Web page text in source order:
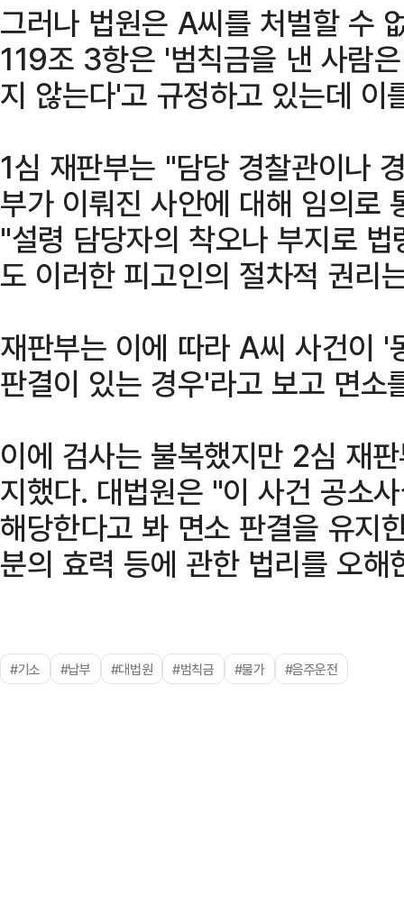
그러나 법원은 A씨를 처벌할 수
119조 3항은 '범칙금을 낸 사람
지 않는다'고 규정하고 있는데 이
1심 재판부는 "담당 경찰관이나
부가 이뤄진 사안에 대해 임의로
"설령 담당자의 착오나 부지로
도 이러한 피고인의 절차적 권리
재판부는 이에 따라 A씨 사건이 '
판결이 있는 경우'라고 보고 면소
이에 검사는 불복했지만 2심 재
지했다. 대법원은 "이 사건 공소
해당한다고 봐 면소 판결을 유지
분의 효력 등에 관한 법리를 오
#기소 #납부 #대법원 #범칙금 #불가 #음주운전